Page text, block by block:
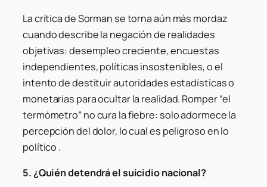
La crítica de Sorman se torna aún más mordaz
cuando describe la negación de realidades
objetivas: desempleo creciente, encuestas
independientes, políticas insostenibles, o el
intento de destituir autoridades estadísticas o
monetarias para ocultar la realidad. Romper “el
termómetro” no cura la fiebre: solo adormece la
percepción del dolor, lo cual es peligroso en lo
político .
5. ¿Quién detendrá el suicidio nacional?